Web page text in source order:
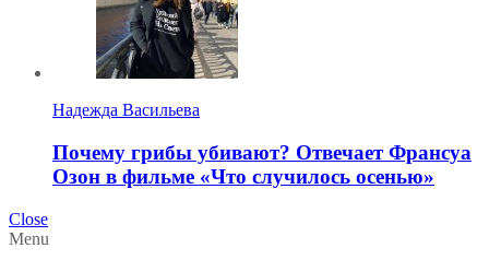
Надежда Васильева
Почему грибы убивают? Отвечает Франсуа
Озон в фильме «Что случилось осенью»
Close
Menu